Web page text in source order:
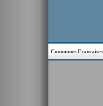
Communes Francaises